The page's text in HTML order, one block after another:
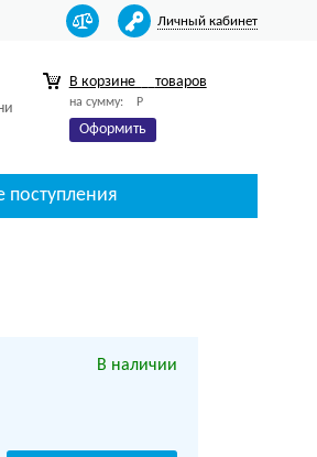
Личный кабинет
В корзине товаров
на сумму: Р
Оформить
поступления
В наличии